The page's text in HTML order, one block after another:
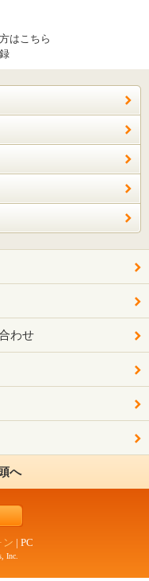
はこちら
わせ
へ
ン | PC
Inc.